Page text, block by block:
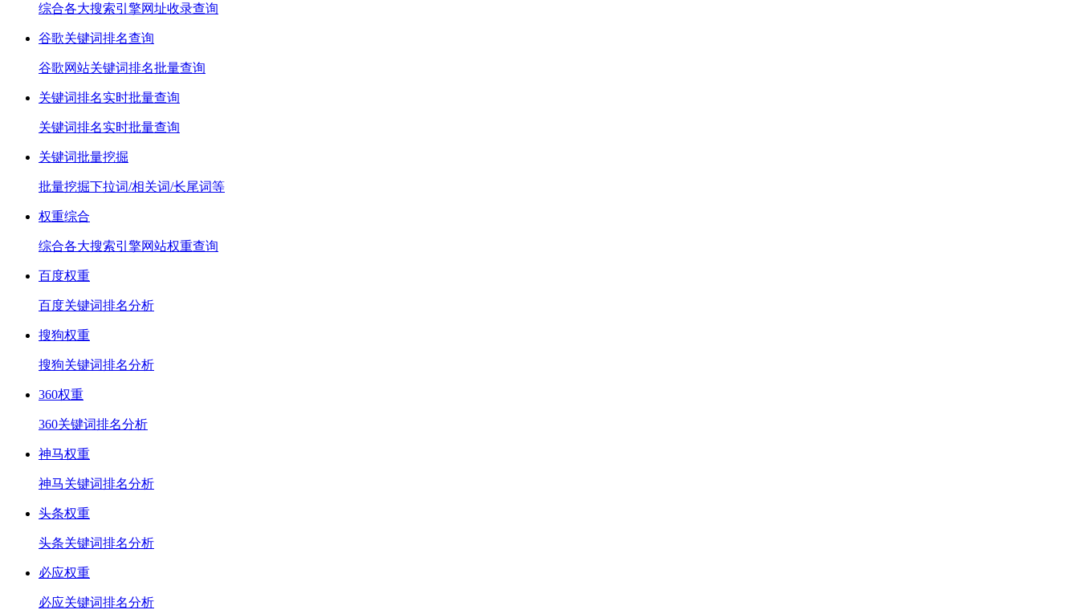
综合各大搜索引擎网址收录查询
谷歌关键词排名查询
谷歌网站关键词排名批量查询
关键词排名实时批量查询
关键词排名实时批量查询
关键词批量挖掘
批量挖掘下拉词/相关词/长尾词等
权重综合
综合各大搜索引擎网站权重查询
百度权重
百度关键词排名分析
搜狗权重
搜狗关键词排名分析
360权重
360关键词排名分析
神马权重
神马关键词排名分析
头条权重
头条关键词排名分析
必应权重
必应关键词排名分析